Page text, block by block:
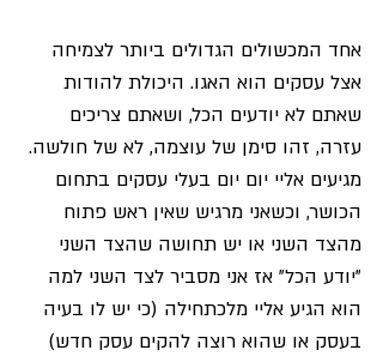
אחד המכשולים הגדולים ביותר לצמיחה
אצל עסקים הוא האגו. היכולת להודות
שאתם לא יודעים הכל, ושאתם צריכים
עזרה, זהו סימן של עוצמה, לא של חולשה.
מגיעים אליי יום יום בעלי עסקים בתחום
הכושר, וכשאני מרגיש שאין ראש פתוח
מהצד השני או יש תחושה שהצד השני
"יודע הכל" אז אני מסביר לצד השני למה
הוא הגיע אליי מלכתחילה (כי יש לו בעיה
בעסק או שהוא רוצה להקים עסק חדש)